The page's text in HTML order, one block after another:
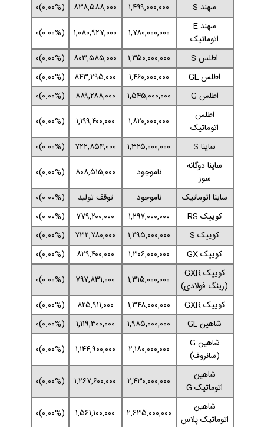
سهند S ۱,۴۹۹,۰۰۰,۰۰۰ ۸۳۸,۵۸۸,۰۰۰
(۰.۰۰%)۰
سهند E
اتوماتیک
۱,۷۸۰,۰۰۰,۰۰۰ ۱,۰۸۰,۹۲۷,۰۰۰
(۰.۰۰%)۰
اطلس S
۱,۳۵۰,۰۰۰,۰۰۰ ۸۰۳,۵۸۵,۰۰۰
(۰.۰۰%)۰
اطلس GL
۱,۴۶۰,۰۰۰,۰۰۰ ۸۴۳,۲۹۵,۰۰۰
(۰.۰۰%)۰
اطلس G
۱,۵۴۵,۰۰۰,۰۰۰ ۸۸۹,۲۸۸,۰۰۰
(۰.۰۰%)۰
اطلس
اتوماتیک
۱,۸۲۰,۰۰۰,۰۰۰ ۱,۱۹۹,۴۰۰,۰۰۰
(۰.۰۰%)۰
ساینا S
۱,۳۲۵,۰۰۰,۰۰۰ ۷۲۲,۸۵۴,۰۰۰
(۰.۰۰%)۰
ساینا دوگانه
سوز
ناموجود ۸۰۸,۵۱۵,۰۰۰
(۰.۰۰%)۰
ساینا اتوماتیک
ناموجود توقف تولید
(۰.۰۰%)۰
کوییک RS
۱,۲۹۷,۰۰۰,۰۰۰ ۷۷۹,۲۰۰,۰۰۰
(۰.۰۰%)۰
کوییک S
۱,۲۹۵,۰۰۰,۰۰۰ ۷۳۲,۷۸۰,۰۰۰
(۰.۰۰%)۰
کوییک GX
۱,۳۰۶,۰۰۰,۰۰۰ ۸۲۹,۴۰۰,۰۰۰
(۰.۰۰%)۰
کوییک GXR
(رینگ فولادی)
۱,۳۱۵,۰۰۰,۰۰۰ ۷۹۷,۸۳۱,۰۰۰
(۰.۰۰%)۰
کوییک GXR
۱,۳۴۸,۰۰۰,۰۰۰ ۸۲۵,۹۱۱,۰۰۰
(۰.۰۰%)۰
شاهین GL
۱,۹۸۵,۰۰۰,۰۰۰ ۱,۱۱۹,۳۰۰,۰۰۰
(۰.۰۰%)۰
شاهین G
(سانروف)
۲,۱۸۰,۰۰۰,۰۰۰ ۱,۱۴۴,۹۰۰,۰۰۰
(۰.۰۰%)۰
شاهین
اتوماتیک G
۲,۴۳۰,۰۰۰,۰۰۰ ۱,۲۶۷,۶۰۰,۰۰۰
(۰.۰۰%)۰
شاهین
اتوماتیک پلاس
۲,۶۳۵,۰۰۰,۰۰۰ ۱,۵۶۱,۱۰۰,۰۰۰
(۰.۰۰%)۰